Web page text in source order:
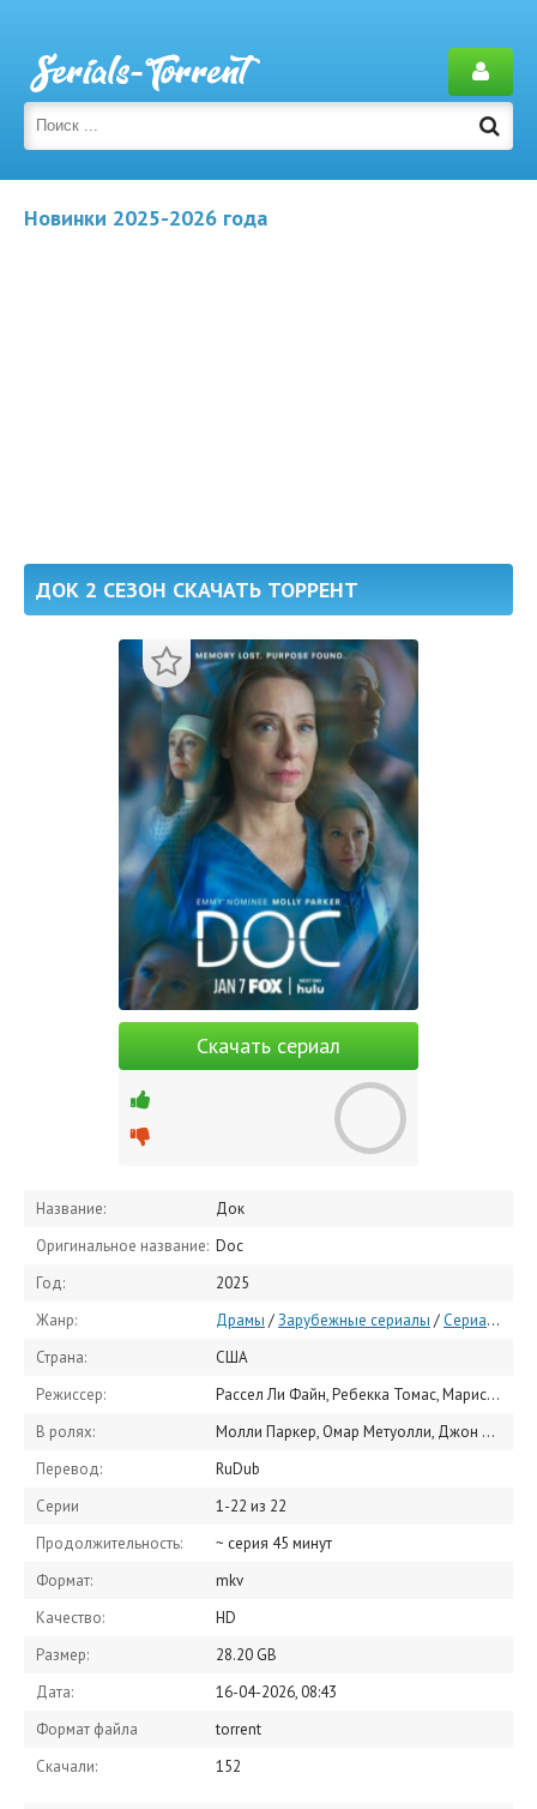
Новинки 2025-2026 года
ДОК 2 СЕЗОН СКАЧАТЬ ТОРРЕНТ
Скачать сериал
Название:
Док
Оригинальное название: Doc
Год:
2025
Жанр:
Драмы /Зарубежные сериалы / Сериалы 2025
Страна:
США
Режиссер:
Рассел Ли Файн, Ребекка Томас, Марисоль Торрес
В ролях:
Молли Паркер, Омар Метуолли, Джон Майкл Экер, Амира Вэнн, Anya Banerjee, Скотт Вулф, Шарлотта Фаунтен-Жардин, Клэр Армстронг, Paulyne Wei, Патрик Уокер
Перевод:
RuDub
Серии
1-22 из 22
Продолжительность:
~ серия 45 минут
Формат:
mkv
Качество:
HD
Размер:
28.20 GB
Дата:
16-04-2026, 08:43
Формат файла
torrent
Скачали:
152